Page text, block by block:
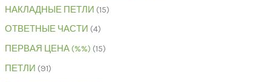
НАКЛАДНЫЕ ПЕТЛИ 15
ОТВЕТНЫЕ ЧАСТИ 4
ПЕРВАЯ ЦЕНА (%%) 15
ПЕТЛИ 91